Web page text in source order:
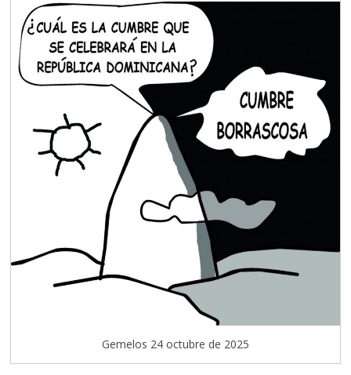
Gemelos 24 octubre de 2025